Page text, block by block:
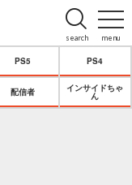
menu
search
PS5 PS4
配信者
インサイドちゃ
ん